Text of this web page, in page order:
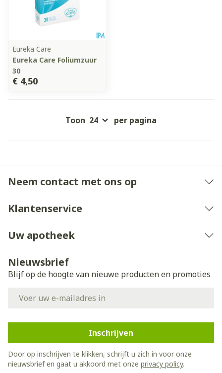
Eureka Care
Eureka Care Foliumzuur
30
€ 4,50
Toon per pagina
Neem contact met ons op
Klantenservice
Uw apotheek
Nieuwsbrief
Blijf op de hoogte van nieuwe producten en promoties
Inschrijven
Door op inschrijven te klikken, schrijft u zich in voor onze
nieuwsbrief en gaat u akkoord met onze privacy policy.